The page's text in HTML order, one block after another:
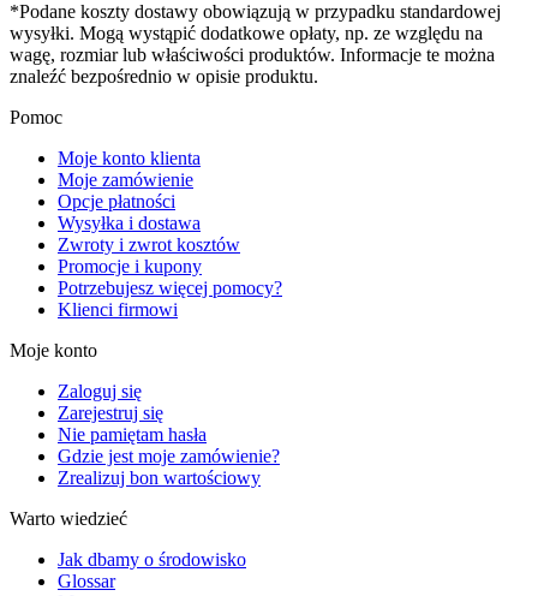
*Podane koszty dostawy obowiązują w przypadku standardowej
wysyłki. Mogą wystąpić dodatkowe opłaty, np. ze względu na
wagę, rozmiar lub właściwości produktów. Informacje te można
znaleźć bezpośrednio w opisie produktu.
Pomoc
Moje konto klienta
Moje zamówienie
Opcje płatności
Wysyłka i dostawa
Zwroty i zwrot kosztów
Promocje i kupony
Potrzebujesz więcej pomocy?
Klienci firmowi
Moje konto
Zaloguj się
Zarejestruj się
Nie pamiętam hasła
Gdzie jest moje zamówienie?
Zrealizuj bon wartościowy
Warto wiedzieć
Jak dbamy o środowisko
Glossar